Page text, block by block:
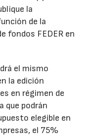
la
de la
fondos FEDER en
el mismo
la edición
en régimen de
que podrán
elegible en
el 75%